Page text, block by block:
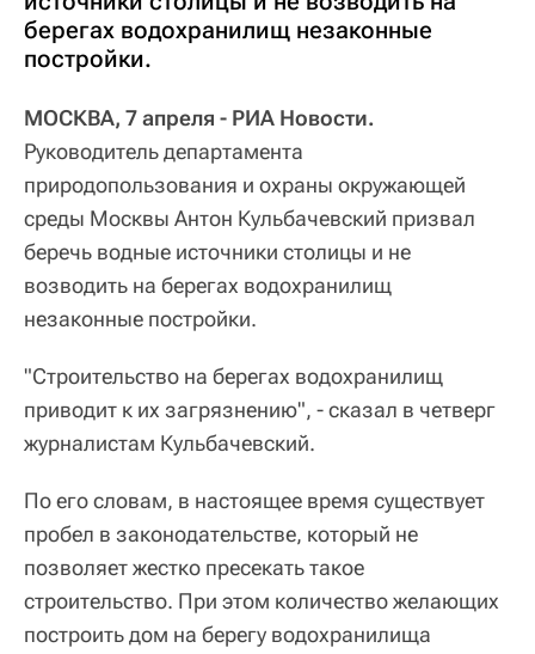
берегах водохранилищ незаконные
постройки.
МОСКВА, 7 апреля - РИА Новости.
Руководитель департамента
природопользования и охраны окружающей
среды Москвы Антон Кульбачевский призвал
беречь водные источники столицы и не
возводить на берегах водохранилищ
незаконные постройки.
"Строительство на берегах водохранилищ
приводит к их загрязнению", - сказал в четверг
журналистам Кульбачевский.
По его словам, в настоящее время существует
пробел в законодательстве, который не
позволяет жестко пресекать такое
строительство. При этом количество желающих
построить дом на берегу водохранилища